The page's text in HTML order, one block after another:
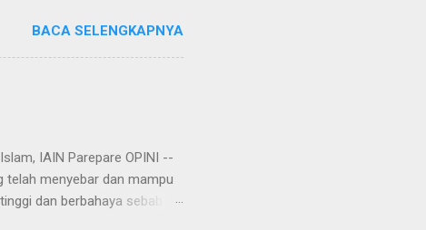
di bumi melalui
di Yatsrib, Baginda Nabi
ungkapan lain, hijrah
itu telah rampung tatkala
BACA SELENGKAPNYA
IAIN Parepare OPINI --
telah menyebar dan mampu
dan berbahaya sebab